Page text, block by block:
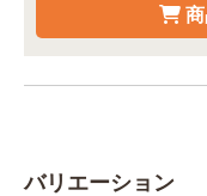
バリエーション